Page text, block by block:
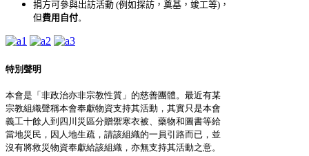
捐方可參與出訪活動 (例如探訪，奠基，竣工等) ，
但費用自付。
特別聲明
本會是「非政治亦非宗教性質」的慈善團體。最近有某
宗教組織聲稱本會奉獻物資支持其活動，其實只是本會
義工十餘人到四川災區分贈禦寒衣被、藥物和圖書等給
當地災民，因人地生疏，請該組織的一員引路而已，並
沒有將救災物資奉獻給該組織，亦無支持其活動之意。